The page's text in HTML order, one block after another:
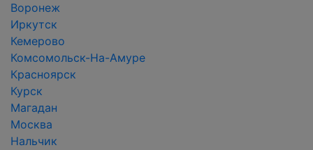
Воронеж
Иркутск
Кемерово
Комсомольск-На-Амуре
Красноярск
Курск
Магадан
Москва
Нальчик